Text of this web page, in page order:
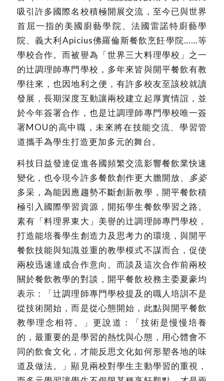
吸引許多國際名校積極開展交流，至今已與世界
首屈一指的美國廚藝學院、法國雷諾特廚藝學
院、義大利Apicius佛羅倫斯餐飲烹飪學院……等
學校合作。而被譽為「世界三大料理學校」之一
的辻調理師專門學校，多年來皆與開平餐飲有教
學往來，也因地利之便，有許多校友至該校就讀
發展，長期深度互動讓兩校建立起厚實情誼，並
於今年簽署合作，也是辻調理師專門學校唯一簽
署MOU的高中職，未來將在技能交流、學習管
道攜手為學生打造更加多元的舞台。
科技日益發達促進各國頻繁交流影響餐飲業快速
變化，也令現今許多餐飲創作更大膽開放、 多姿
多采，為能因應趨勢不斷創新教學，開平餐飲積
極引入國際學習資源，開拓學生餐飲學習之路。
素有「料理界東大」美譽的辻調理師專門學校，
打造能培養學生創造力及思考力的環境，與開平
餐飲技能與知識並重的教學模式不謀而合，促使
兩校迅速達成合作意向。而談及這次合作前兩校
關於餐飲教學的對談，開平餐飲校務主委夏豪均
表示：「辻調理師專門學校提及的職人培訓不是
從技術開始，而是從心態開始，此點與開平餐飲
教學理念相符。」更說道：「技術是慢慢培養
的，最重要的是學習的熱忱與心態，用心體會不
同的飲食文化，才能反思文化如何形塑各地的味
道及做法。」顯見兩校對學生主動學習的重視，